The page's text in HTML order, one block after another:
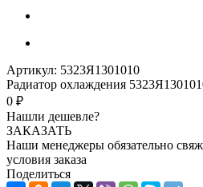
Артикул: 5323Я1301010
Радиатор охлаждения
0 ₽
Нашли дешевле?
ЗАКАЗАТЬ
Наши менеджеры обязательно
условия заказа
Поделиться